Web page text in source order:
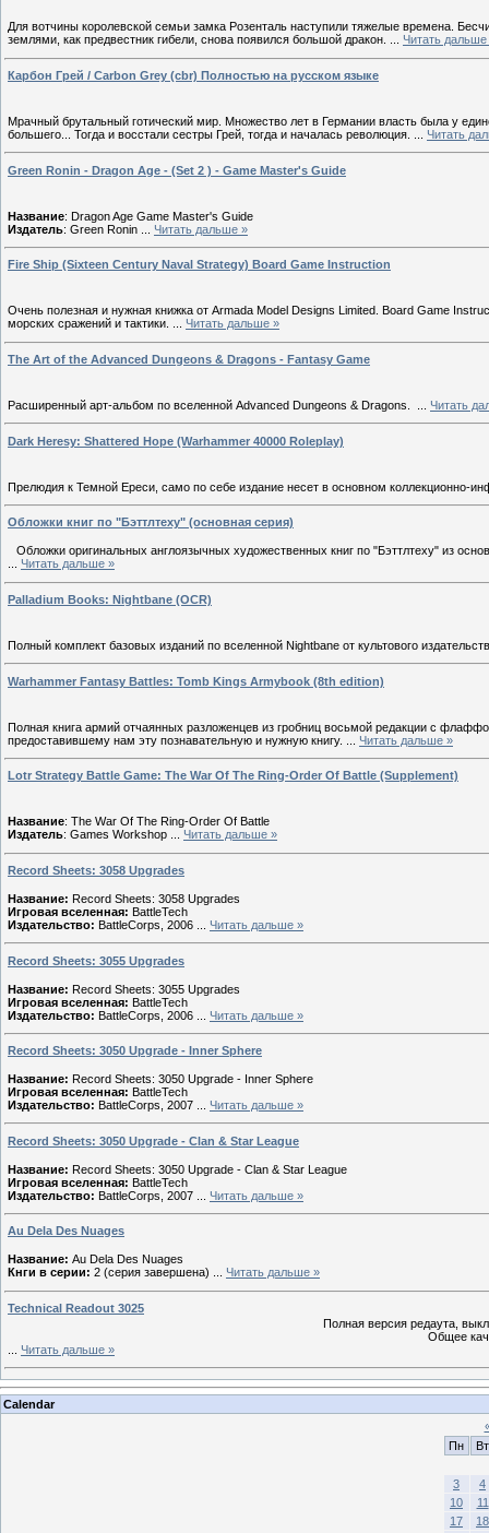
Для вотчины королевской семьи замка Розенталь наступили тяжелые времена.
землями, как предвестник гибели, снова появился большой дракон.
Читать дальше
Карбон Грей / Carbon Grey (cbr) Полностью на русском языке
Мрачный брутальный готический мир. Множество лет в Германии власть была у
большего... Тогда и восстали сестры Грей, тогда и началась революция.
Читать
Green Ronin - Dragon Age - (Set 2 ) - Game Master's Guide
Название: Dragon Age Game Master's Guide
Издатель: Green Ronin Читать дальше »
Fire Ship (Sixteen Century Naval Strategy) Board Game Instruction
Очень полезная и нужная книжка от Armada Model Designs Limited. Board Game
морских сражений и тактики.
Читать дальше »
The Art of the Advanced Dungeons & Dragons - Fantasy Game
Расширенный арт-альбом по вселенной Advanced Dungeons & Dragons. Читать
Dark Heresy: Shattered Hope (Warhammer 40000 Roleplay)
Прелюдия к Темной Ереси, само по себе издание несет в основном коллекционно-
Обложки книг по "Бэттлтеху" (основная серия)
Обложки оригинальных англоязычных художественных книг по "Бэттлтеху" из
Читать дальше »
Palladium Books: Nightbane (OCR)
Полный комплект базовых изданий по вселенной Nightbane от культового
Warhammer Fantasy Battles: Tomb Kings Armybook (8th edition)
Полная книга армий отчаянных разложенцев из гробниц восьмой редакции с
предоставившему нам эту познавательную и нужную книгу.
Читать дальше »
Lotr Strategy Battle Game: The War Of The Ring-Order Of Battle (Supplement)
Название: The War Of The Ring-Order Of Battle
Издатель: Games Workshop Читать дальше »
Record Sheets: 3058 Upgrades
Название: Record Sheets: 3058 Upgrades
Игровая вселенная: BattleTech
Издательство: BattleCorps, 2006 Читать дальше »
Record Sheets: 3055 Upgrades
Название: Record Sheets: 3055 Upgrades
Игровая вселенная: BattleTech
Издательство: BattleCorps, 2006 Читать дальше »
Record Sheets: 3050 Upgrade - Inner Sphere
Название: Record Sheets: 3050 Upgrade - Inner Sphere
Игровая вселенная: BattleTech
Издательство: BattleCorps, 2007 Читать дальше »
Record Sheets: 3050 Upgrade - Clan & Star League
Название: Record Sheets: 3050 Upgrade - Clan & Star League
Игровая вселенная: BattleTech
Издательство: BattleCorps, 2007 Читать дальше »
Au Dela Des Nuages
Название: Au Dela Des Nuages
Кнги в серии: 2 (серия завершена) ... Читать дальше »
Technical Readout 3025
Полная версия редаута,
Общее
Читать дальше »
Calendar
Пн
Вт
3
4
10
11
17
18